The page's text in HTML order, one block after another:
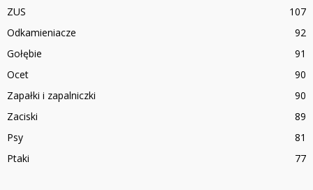
ZUS
107
Odkamieniacze
92
Gołębie
91
Ocet
90
Zapałki i zapalniczki
90
Zaciski
89
Psy
81
Ptaki
77